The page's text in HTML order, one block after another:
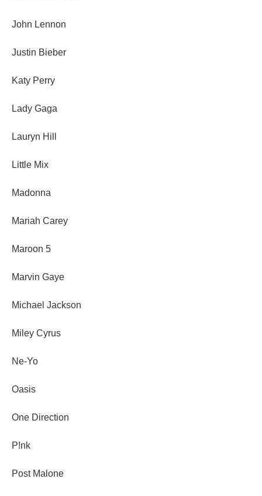
John Lennon
Justin Bieber
Katy Perry
Lady Gaga
Lauryn Hill
Little Mix
Madonna
Mariah Carey
Maroon 5
Marvin Gaye
Michael Jackson
Miley Cyrus
Ne-Yo
Oasis
One Direction
P!nk
Post Malone